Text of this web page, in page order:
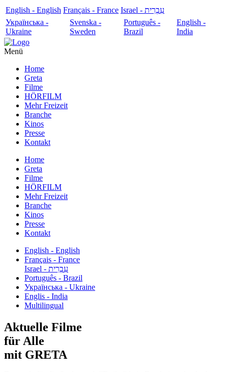
English - English Français - France
עִבְרִית - Israel
Українська -
Ukraine
Svenska -
Sweden
Português -
Brazil
English -
India
Menü
Home
Greta
Filme
HÖRFILM
Mehr Freizeit
Branche
Kinos
Presse
Kontakt
Home
Greta
Filme
HÖRFILM
Mehr Freizeit
Branche
Kinos
Presse
Kontakt
English - English
Français - France
עִבְרִית - Israel
Português - Brazil
Українська - Ukraine
Englis - India
Multilingual
Aktuelle Filme
für Alle
mit GRETA